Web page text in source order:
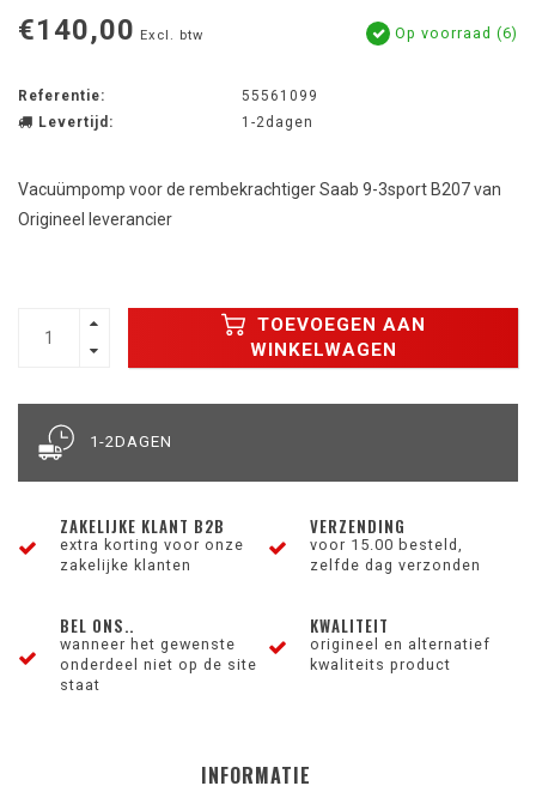
€140,00 Excl. btw Op voorraad (6)
Referentie:
55561099
Levertijd:
1-2dagen
Vacuümpomp voor de rembekrachtiger Saab 9-3sport B207 van
Origineel leverancier
TOEVOEGEN AAN
WINKELWAGEN
1-2DAGEN
ZAKELIJKE KLANT B2B
extra korting voor onze
zakelijke klanten
VERZENDING
voor 15.00 besteld,
zelfde dag verzonden
BEL ONS..
wanneer het gewenste
onderdeel niet op de site
staat
KWALITEIT
origineel en alternatief
kwaliteits product
INFORMATIE